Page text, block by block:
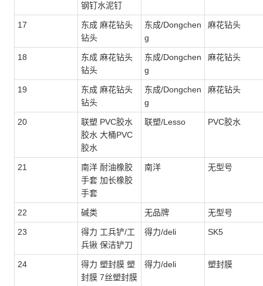
钢钉水泥钉
17
东成 麻花钻头
钻头
东成/Dongchen
g
麻花钻头
18
东成 麻花钻头
钻头
东成/Dongchen
g
麻花钻头
19
东成 麻花钻头
钻头
东成/Dongchen
g
麻花钻头
20
联塑 PVC胶水
胶水 大桶PVC
胶水
联塑/Lesso PVC胶水
21
南洋 耐油橡胶
手套 加长橡胶
手套
南洋 无型号
22 碱类 无品牌 无型号
23
得力 工兵铲/工
兵锹 保洁铲刀
得力/deli SK5
24
得力 塑封膜 塑
封膜 7丝塑封膜
得力/deli 塑封膜